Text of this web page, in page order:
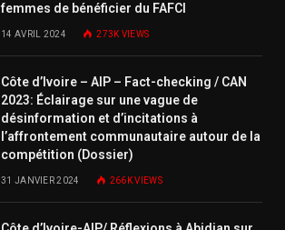
femmes de bénéficier du FAFCI
14 AVRIL 2024 273K VIEWS
Côte d’Ivoire – AIP – Fact-checking / CAN
2023: Éclairage sur une vague de
désinformation et d’incitations à
l’affrontement communautaire autour de la
compétition (Dossier)
31 JANVIER 2024 266KVIEWS